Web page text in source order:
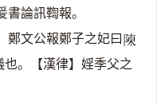
論訊鞫報。
鄭文公報鄭子之妃曰𨻰
。【漢律】婬季父之